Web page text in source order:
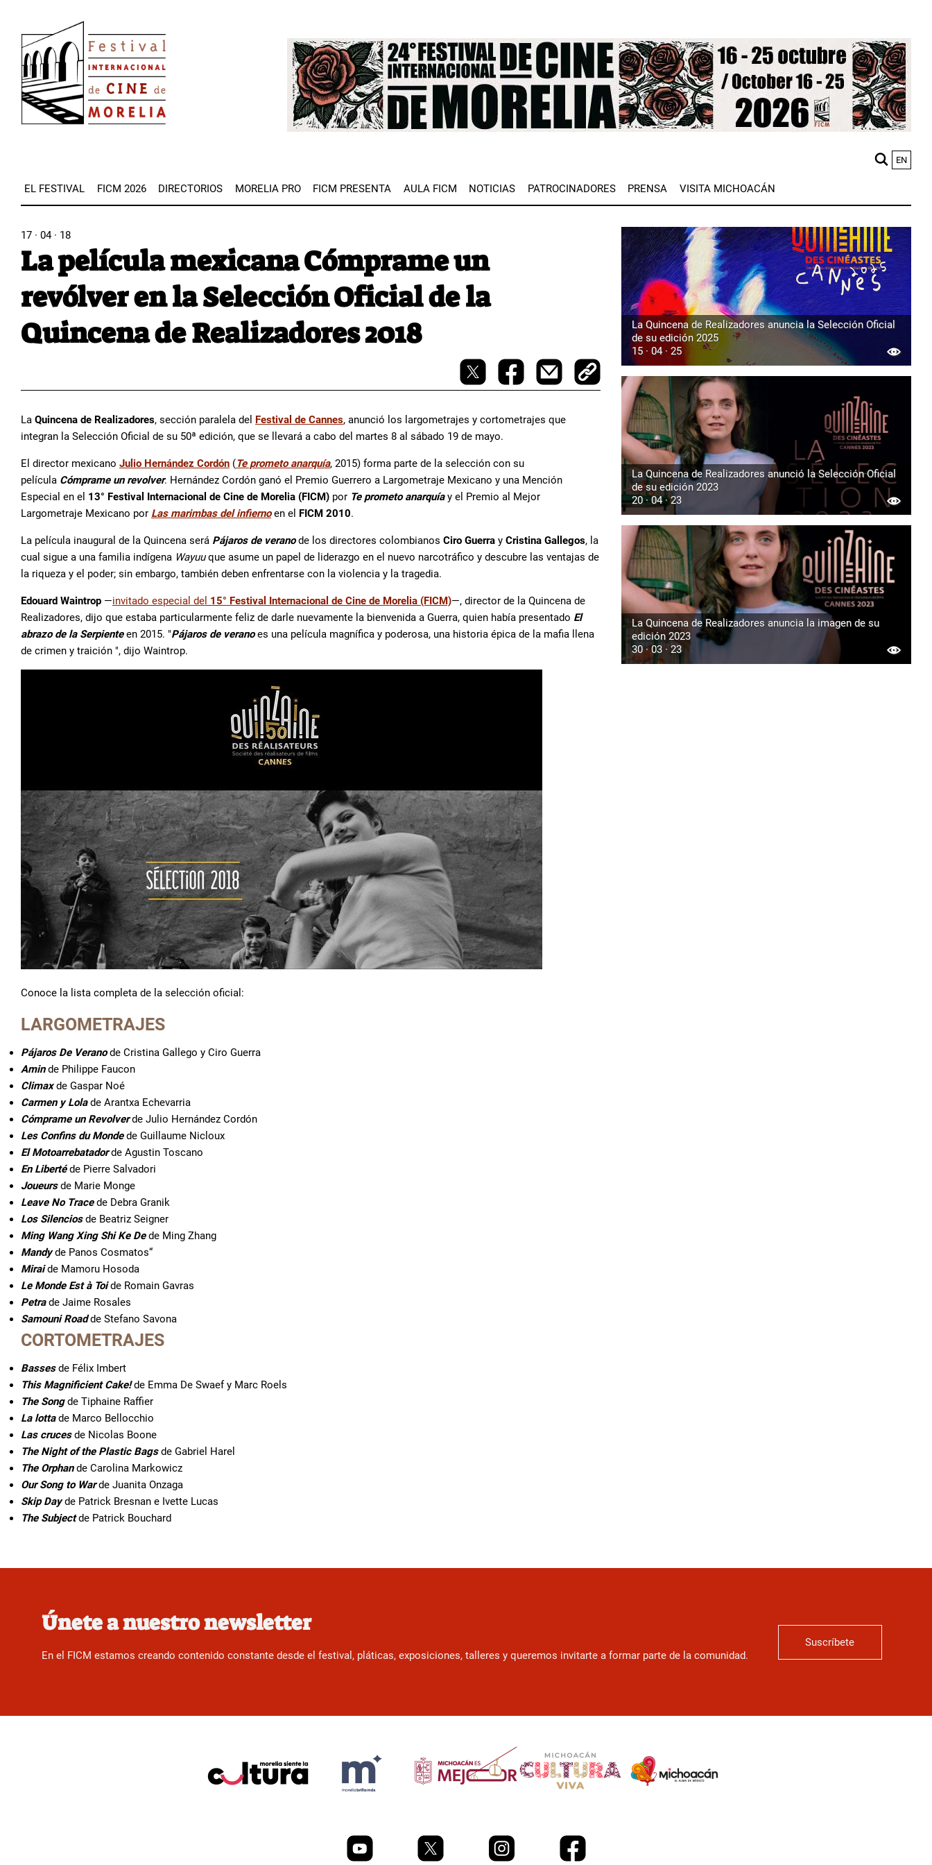
contenido
principal
Image
EN
EL FESTIVAL FICM 2026 DIRECTORIOS MORELIA PRO FICM PRESENTA AULA FICM NOTICIAS PATROCINADORES PRENSA VISITA MICHOACÁN
17 · 04 · 18
La película mexicana Cómprame un
revólver en la Selección Oficial de la
Quincena de Realizadores 2018
La Quincena de Realizadores, sección paralela del Festival de Cannes, anunció los largometrajes y cortometrajes que
integran la Selección Oficial de su 50ª edición, que se llevará a cabo del martes 8 al sábado 19 de mayo.
El director mexicano Julio Hernández Cordón (Te prometo anarquía, 2015) forma parte de la selección con su
película Cómprame un revolver. Hernández Cordón ganó el Premio Guerrero a Largometraje Mexicano y una Mención
Especial en el 13° Festival Internacional de Cine de Morelia (FICM) por Te prometo anarquíay el Premio al Mejor
Largometraje Mexicano por Las marimbas del infiernoen el FICM 2010.
La película inaugural de la Quincena será Pájaros de veranode los directores colombianos Ciro Guerra y Cristina Gallegos, la
cual sigue a una familia indígena Wayuuque asume un papel de liderazgo en el nuevo narcotráfico y descubre las ventajas de
la riqueza y el poder; sin embargo, también deben enfrentarse con la violencia y la tragedia.
Edouard Waintrop —invitado especial del 15° Festival Internacional de Cine de Morelia (FICM)—, director de la Quincena de
Realizadores, dijo que estaba particularmente feliz de darle nuevamente la bienvenida a Guerra, quien había presentado El
abrazo de la Serpienteen 2015. "Pájaros de veranoes una película magnífica y poderosa, una historia épica de la mafia llena
de crimen y traición ", dijo Waintrop.
Conoce la lista completa de la selección oficial:
LARGOMETRAJES
Pájaros De Veranode Cristina Gallego y Ciro Guerra
Aminde Philippe Faucon
Climaxde Gaspar Noé
Carmen y Lolade Arantxa Echevarria
Cómprame un Revolverde Julio Hernández Cordón
Les Confins du Mondede Guillaume Nicloux
El Motoarrebatadorde Agustin Toscano
En Libertéde Pierre Salvadori
Joueurs de Marie Monge
Leave No Trace de Debra Granik
Los Silenciosde Beatriz Seigner
Ming Wang Xing Shi Ke Dede Ming Zhang
Mandyde Panos Cosmatos“
Miraide Mamoru Hosoda
Le Monde Est à Toide Romain Gavras
Petra de Jaime Rosales
Samouni Road de Stefano Savona
CORTOMETRAJES
Bassesde Félix Imbert
This Magnificient Cake! de Emma De Swaef y Marc Roels
The Song de Tiphaine Raffier
La lottade Marco Bellocchio
Las cruces de Nicolas Boone
The Night of the Plastic Bags de Gabriel Harel
The Orphande Carolina Markowicz
Our Song to War de Juanita Onzaga
Skip Day de Patrick Bresnan e Ivette Lucas
The Subject de Patrick Bouchard
La Quincena de Realizadores anuncia la Selección Oficial
de su edición 2025
15 · 04 · 25
La Quincena de Realizadores anunció la Selección Oficial
de su edición 2023
20 · 04 · 23
La Quincena de Realizadores anuncia la imagen de su
edición 2023
30 · 03 · 23
Únete a nuestro newsletter
En el FICM estamos creando contenido constante desde el festival, pláticas, exposiciones, talleres y queremos invitarte a formar parte de la comunidad.
Suscríbete